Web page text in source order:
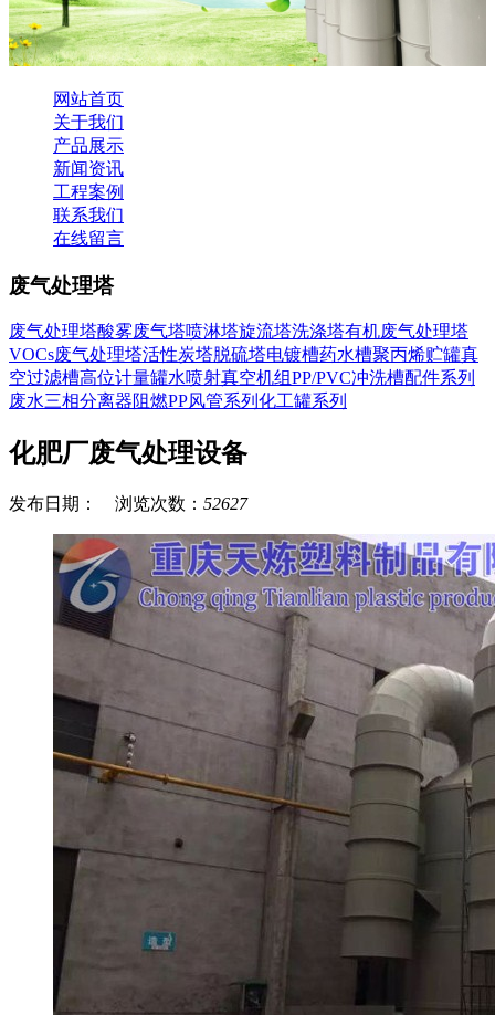
网站首页
关于我们
产品展示
新闻资讯
工程案例
联系我们
在线留言
废气处理塔
废气处理塔酸雾废气塔喷淋塔旋流塔洗涤塔有机废气处理塔
VOCs废气处理塔活性炭塔脱硫塔电镀槽药水槽聚丙烯贮罐真
空过滤槽高位计量罐水喷射真空机组PP/PVC冲洗槽配件系列
废水三相分离器阻燃PP风管系列 化工罐系列
化肥厂废气处理设备
发布日期： 浏览次数： 52627